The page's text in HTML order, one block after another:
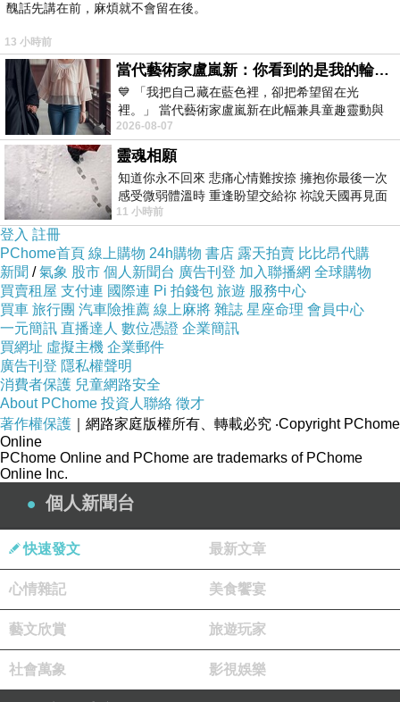
9W 白光-透管(4入) 的原因,是因為比較有保障,也
不會遇到詐騙集團,所以才選擇在這購入
更多資料、資訊參考分享↓↓↓
商品網址
醜話先講在前，麻煩就不會留在後。
13 小時前
當代藝術家盧嵐新：你看到的是我的輪廓，還是你的故事？——藏在藍色裡的希望與光
💙 「我把自己藏在藍色裡，卻把希望留在光
裡。」 當代藝術家盧嵐新在此幅兼具童趣靈動與
抽象韻味的新作中，用湛藍的羽翼般色塊包覆著
2026-08-07
靈魂相願
知道你永不回來 悲痛心情難按捺 擁抱你最後一次
感受微弱體溫時 重逢盼望交給祢 祢說天國再見面
此刻忍淚說別離 他日靈魂再
11 小時前
登入 註冊
PChome首頁 線上購物 24h購物 書店 露天拍賣 比比昂代購
新聞 /氣象 股市 個人新聞台 廣告刊登 加入聯播網 全球購物
買賣租屋 支付連 國際連 Pi 拍錢包 旅遊 服務中心
買車 旅行團 汽車險推薦 線上麻將 雜誌 星座命理 會員中心
一元簡訊 直播達人 數位憑證 企業簡訊
買網址 虛擬主機 企業郵件
廣告刊登 隱私權聲明
消費者保護 兒童網路安全
About PChome 投資人聯絡 徵才
著作權保護 ｜網路家庭版權所有、轉載必究 ‧Copyright PChome
Online
PChome Online and PChome are trademarks of PChome
Online Inc.
個人新聞台
快速發文 最新文章
心情雜記 美食饗宴
藝文欣賞 旅遊玩家
社會萬象 影視娛樂